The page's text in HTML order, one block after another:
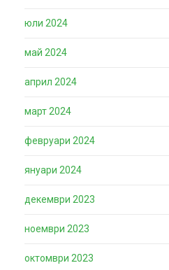
юли 2024
май 2024
април 2024
март 2024
февруари 2024
януари 2024
декември 2023
ноември 2023
октомври 2023